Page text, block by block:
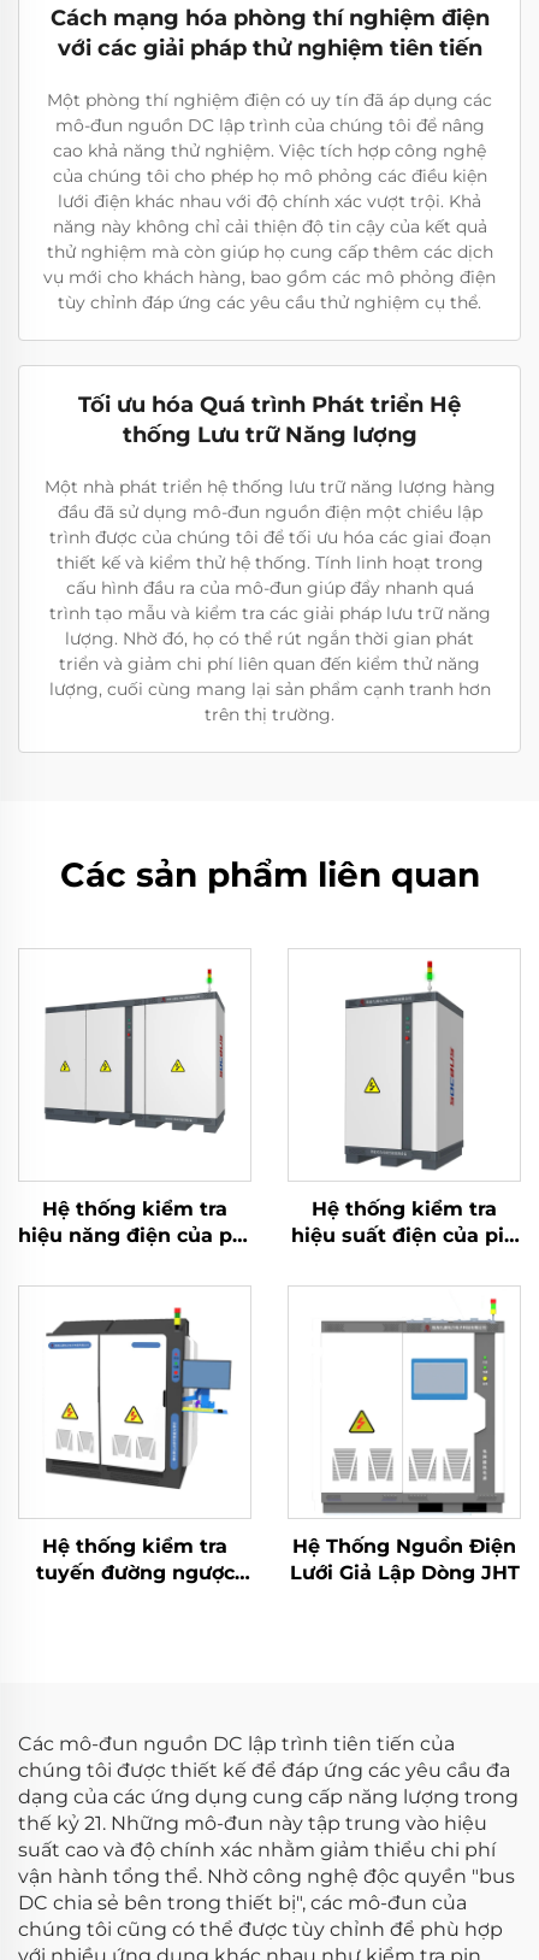
Cách mạng hóa phòng thí nghiệm điện
với các giải pháp thử nghiệm tiên tiến
Một phòng thí nghiệm điện có uy tín đã áp dụng các
mô-đun nguồn DC lập trình của chúng tôi để nâng
cao khả năng thử nghiệm. Việc tích hợp công nghệ
của chúng tôi cho phép họ mô phỏng các điều kiện
lưới điện khác nhau với độ chính xác vượt trội. Khả
năng này không chỉ cải thiện độ tin cậy của kết quả
thử nghiệm mà còn giúp họ cung cấp thêm các dịch
vụ mới cho khách hàng, bao gồm các mô phỏng điện
tùy chỉnh đáp ứng các yêu cầu thử nghiệm cụ thể.
Tối ưu hóa Quá trình Phát triển Hệ
thống Lưu trữ Năng lượng
Một nhà phát triển hệ thống lưu trữ năng lượng hàng
đầu đã sử dụng mô-đun nguồn điện một chiều lập
trình được của chúng tôi để tối ưu hóa các giai đoạn
thiết kế và kiểm thử hệ thống. Tính linh hoạt trong
cấu hình đầu ra của mô-đun giúp đẩy nhanh quá
trình tạo mẫu và kiểm tra các giải pháp lưu trữ năng
lượng. Nhờ đó, họ có thể rút ngắn thời gian phát
triển và giảm chi phí liên quan đến kiểm thử năng
lượng, cuối cùng mang lại sản phẩm cạnh tranh hơn
trên thị trường.
Các sản phẩm liên quan
Hệ thống kiểm tra
hiệu năng điện của pin
Hệ thống kiểm tra
hiệu suất điện của pin
Hệ thống kiểm tra
tuyến đường ngược
Hệ Thống Nguồn Điện
Lưới Giả Lập Dòng JHT
Các mô-đun nguồn DC lập trình tiên tiến của
chúng tôi được thiết kế để đáp ứng các yêu cầu đa
dạng của các ứng dụng cung cấp năng lượng trong
thế kỷ 21. Những mô-đun này tập trung vào hiệu
suất cao và độ chính xác nhằm giảm thiểu chi phí
vận hành tổng thể. Nhờ công nghệ độc quyền "bus
DC chia sẻ bên trong thiết bị", các mô-đun của
chúng tôi cũng có thể được tùy chỉnh để phù hợp